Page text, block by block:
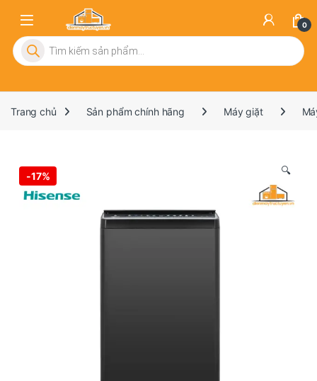
0
Tìm kiếm sản phẩm
Trang chủ Sản phẩm chính hãng Máy giặt
-17% 🔍